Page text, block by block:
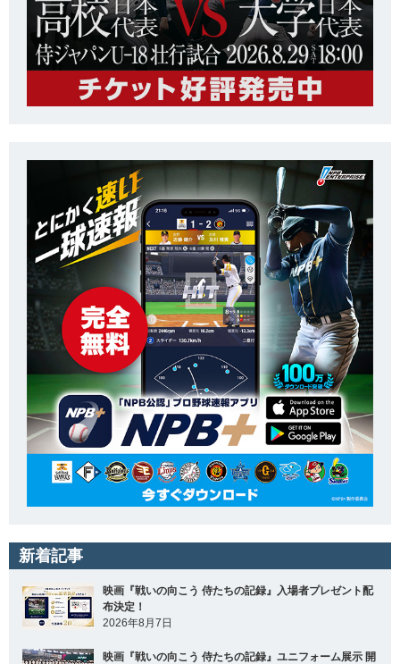
新着記事
映画『戦いの向こう 侍たちの記録』入場者プレゼント配
布決定！
2026年8月7日
映画『戦いの向こう 侍たちの記録』ユニフォーム展示 開